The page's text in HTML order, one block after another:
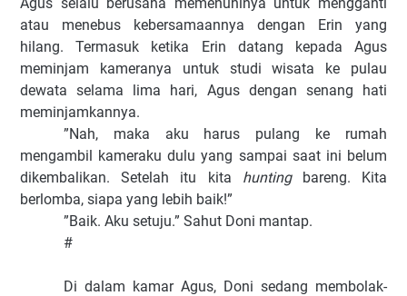
atau menebus kebersamaannya dengan Erin yang
hilang. Termasuk ketika Erin datang kepada Agus
meminjam kameranya untuk studi wisata ke pulau
dewata selama lima hari, Agus dengan senang hati
meminjamkannya.
”Nah, maka aku harus pulang ke rumah
mengambil kameraku dulu yang sampai saat ini belum
dikembalikan.Setelah itu kita huntingbareng. Kita
berlomba, siapa yang lebih baik!”
”Baik. Aku setuju.” Sahut Doni mantap.
#
Di dalam kamar Agus, Doni sedang membolak-